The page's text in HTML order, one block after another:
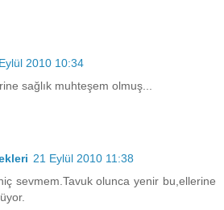
2010 10:34
sağlık muhteşem olmuş...
21 Eylül 2010 11:38
sevmem.Tavuk olunca yenir bu,ellerine